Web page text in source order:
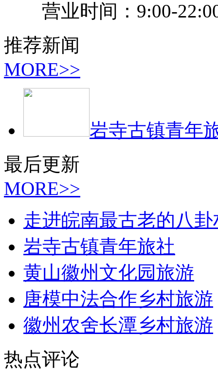
营业时间：9:00-
推荐新闻
MORE>>
岩寺古镇青年
最后更新
MORE>>
走进皖南最古老的八卦
岩寺古镇青年旅社
黄山徽州文化园旅游
唐模中法合作乡村旅游
徽州农舍长潭乡村旅游
热点评论